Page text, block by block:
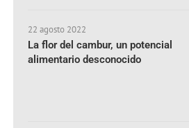
22 agosto 2022
La flor del cambur, un potencial
alimentario desconocido